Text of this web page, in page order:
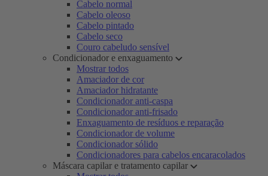
Cabelo normal
Cabelo oleoso
Cabelo pintado
Cabelo seco
Couro cabeludo sensível
Condicionador e enxaguamento
Mostrar todos
Amaciador de cor
Amaciador hidratante
Condicionador anti-caspa
Condicionador anti-frisado
Enxaguamento de resíduos e reparação
Condicionador de volume
Condicionador sólido
Condicionadores para cabelos encaracolados
Máscara capilar e tratamento capilar